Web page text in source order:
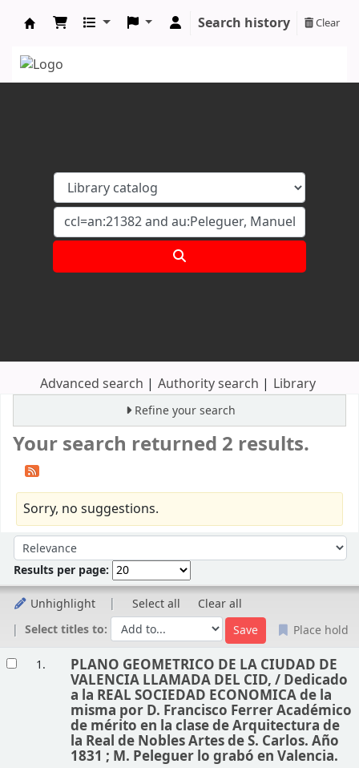
Search history Clear
Advanced search Authority search Library
Refine your search
Your search returned 2 results.
Sorry, no suggestions.
Sort by:
Results per page:
Unhighlight Select all
Clear all
Select titles to:
Place hold
1. PLANO GEOMETRICO DE LA CIUDAD DE
VALENCIA LLAMADA DEL CID, / Dedicado
a la REAL SOCIEDAD ECONOMICA de la
misma por D. Francisco Ferrer Académico
de mérito en la clase de Arquitectura de
la Real de Nobles Artes de S. Carlos. Año
1831 ; M. Peleguer lo grabó en Valencia.